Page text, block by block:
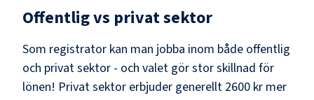
Offentlig vs privat sektor
Som registrator kan man jobba inom både offentlig
och privat sektor - och valet gör stor skillnad för
lönen! Privat sektor erbjuder generellt 2600 kr mer